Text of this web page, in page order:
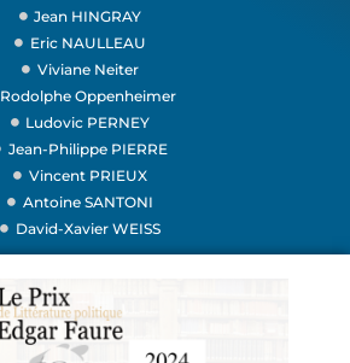
Jean HINGRAY
Eric NAULLEAU
Viviane Neiter
Rodolphe Oppenheimer
Ludovic PERNEY
Jean-Philippe PIERRE
Vincent PRIEUX
Antoine SANTONI
David-Xavier WEISS